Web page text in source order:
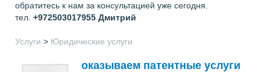
обратитесь к нам за консультацией уже сегодня.
тел. +972503017955 Дмитрий
Услуги > Юридические услуги
оказываем патентные услуги